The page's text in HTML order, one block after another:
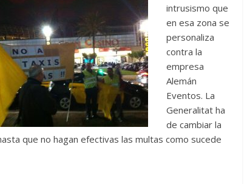
intrusismo que
en esa zona se
personaliza
contra la
empresa
Alemán
Eventos. La
Generalitat ha
de cambiar la
que no hagan efectivas las multas como sucede